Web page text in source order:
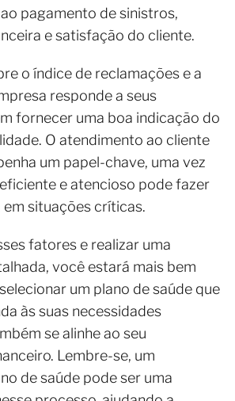
pagamento de sinistros,
e satisfação do cliente.
o índice de reclamações e a
responde a seus
fornecer uma boa indicação do
O atendimento ao cliente
um papel-chave, uma vez
e atencioso pode fazer
situações críticas.
fatores e realizar uma
você estará mais bem
um plano de saúde que
às suas necessidades
se alinhe ao seu
Lembre-se, um
de saúde pode ser uma